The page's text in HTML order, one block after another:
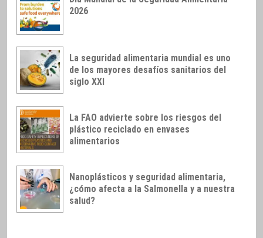
2026
La seguridad alimentaria mundial es uno
de los mayores desafíos sanitarios del
siglo XXI
La FAO advierte sobre los riesgos del
plástico reciclado en envases
alimentarios
Nanoplásticos y seguridad alimentaria,
¿cómo afecta a la Salmonella y a nuestra
salud?